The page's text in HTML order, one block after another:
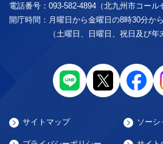
電話番号： 093-582-4894（北九州市コール
開庁時間： 月曜日から金曜日の8時30分か
（土曜日、日曜日、祝日及び年
サイトマップ ソー